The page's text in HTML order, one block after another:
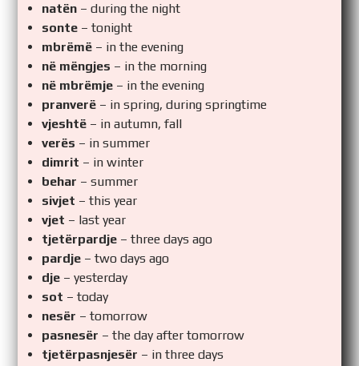
natën – during the night
sonte – tonight
mbrëmë – in the evening
në mëngjes – in the morning
në mbrëmje – in the evening
pranverë – in spring, during springtime
vjeshtë – in autumn, fall
verës – in summer
dimrit – in winter
behar – summer
sivjet – this year
vjet – last year
tjetërpardje – three days ago
pardje – two days ago
dje – yesterday
sot – today
nesër – tomorrow
pasnesër – the day after tomorrow
tjetërpasnjesër – in three days